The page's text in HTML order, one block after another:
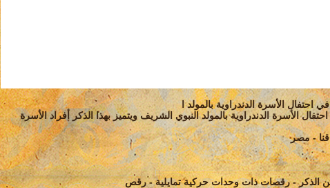
احتفال الأسرة الدندراوية بالمولد ا
الأسرة الدندراوية بالمولد النبوي الشريف ويتميز بهذا الذكر أفراد الأسرة
قنا - مصر
من الذكر - رقصات ذات وحدات حركية تمايلية - رقص